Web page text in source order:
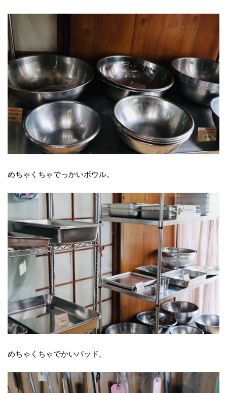
めちゃくちゃでっかいボウル。
めちゃくちゃでかいバッド。